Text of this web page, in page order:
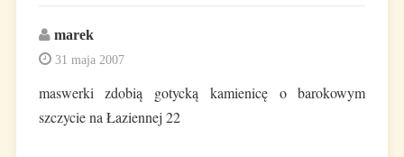
marek
31 maja 2007
maswerki zdobią gotycką kamienicę o barokowym
szczycie na Łaziennej 22